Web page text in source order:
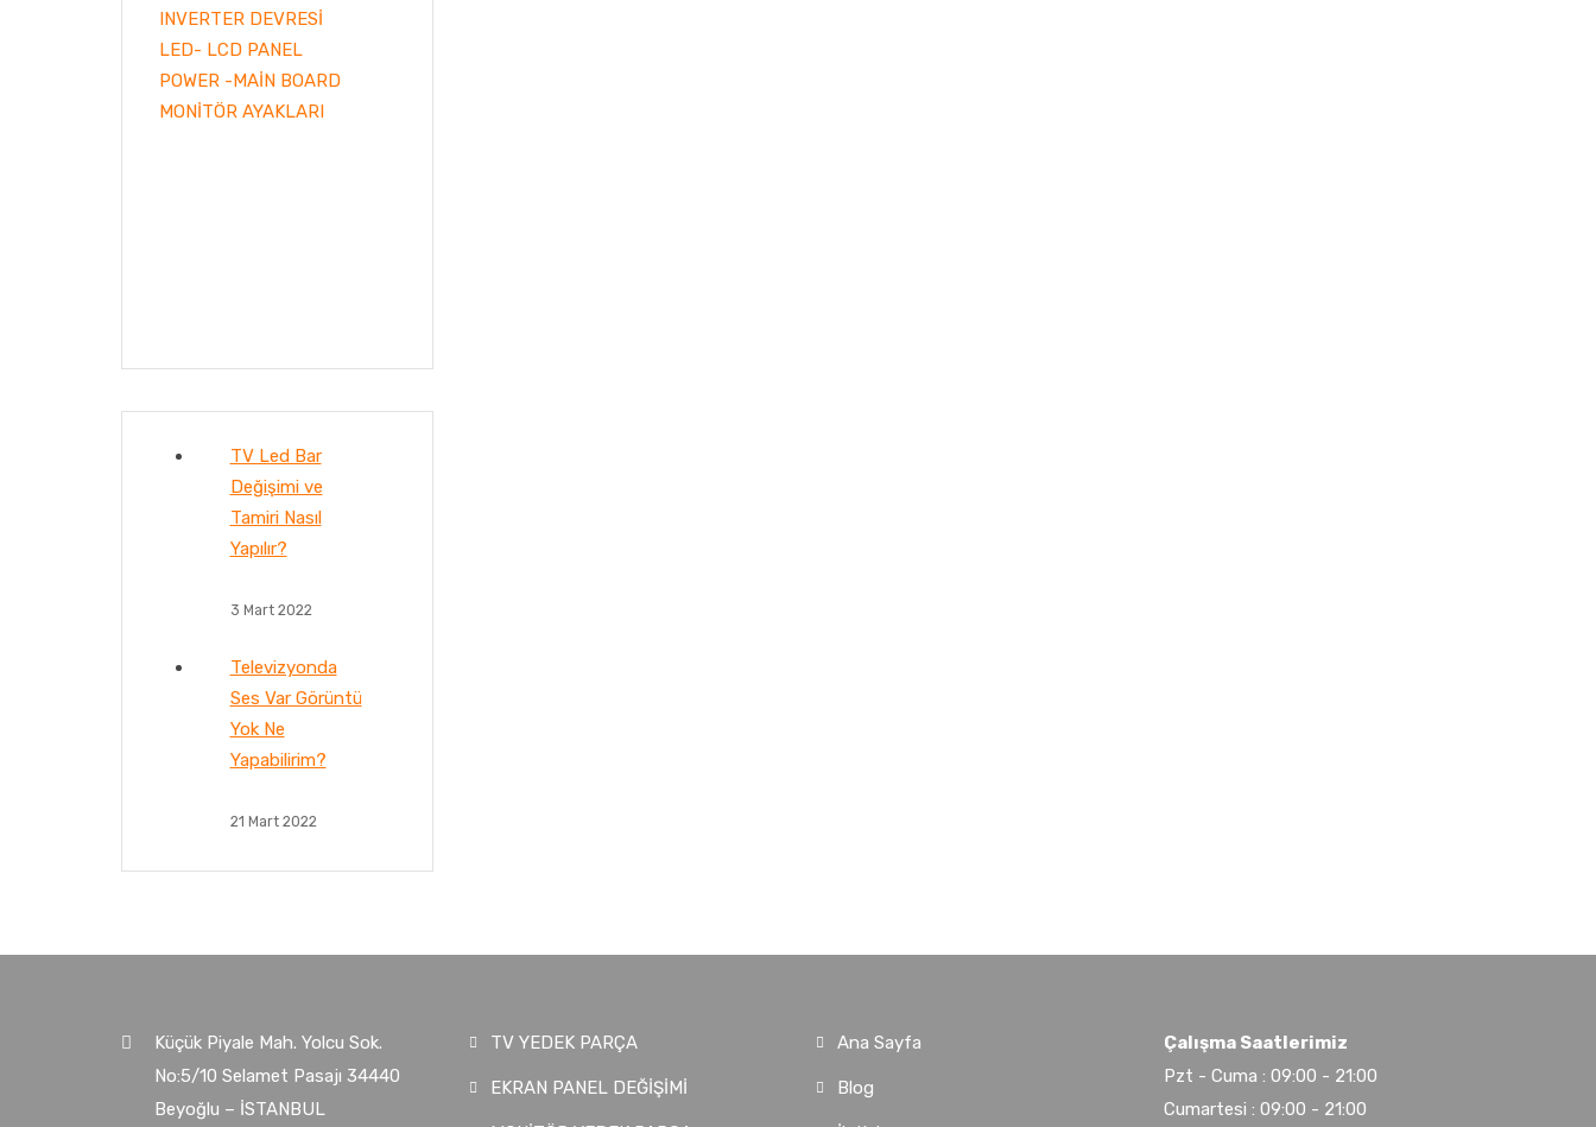
INVERTER DEVRESİ
LED- LCD PANEL
POWER -MAİN BOARD
MONİTÖR AYAKLARI
TV Led Bar
Değişimi ve
Tamiri Nasıl
Yapılır?
3 Mart 2022
Televizyonda
Ses Var Görüntü
Yok Ne
Yapabilirim?
21 Mart 2022
Küçük Piyale Mah. Yolcu Sok.
No:5/10 Selamet Pasajı 34440
Beyoğlu – İSTANBUL
TV YEDEK PARÇA
EKRAN PANEL DEĞİŞİMİ
Ana Sayfa
Blog
Çalışma Saatlerimiz
Pzt - Cuma : 09:00 - 21:00
Cumartesi : 09:00 - 21:00